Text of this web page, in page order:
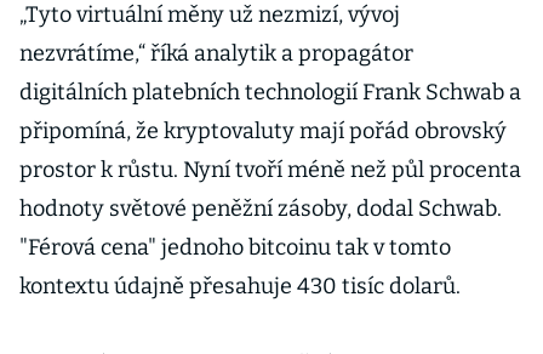
„Tyto virtuální měny už nezmizí, vývoj
nezvrátíme,“ říká analytik a propagátor
digitálních platebních technologií Frank Schwab a
připomíná, že kryptovaluty mají pořád obrovský
prostor k růstu. Nyní tvoří méně než půl procenta
hodnoty světové peněžní zásoby, dodal Schwab.
"Férová cena" jednoho bitcoinu tak v tomto
kontextu údajně přesahuje 430 tisíc dolarů.